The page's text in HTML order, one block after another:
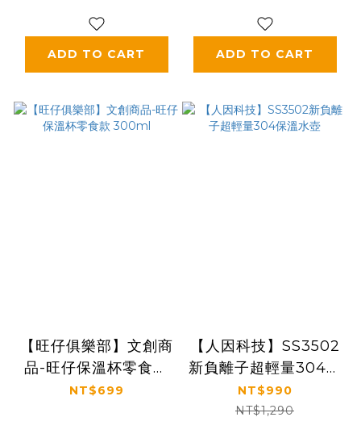
ADD TO CART ADD TO CART
【旺仔俱樂部】文創商
品-旺仔保溫杯零食款
300ml
NT$699
【人因科技】SS3502
新負離子超輕量304保
溫水壺
NT$990
NT$1,290